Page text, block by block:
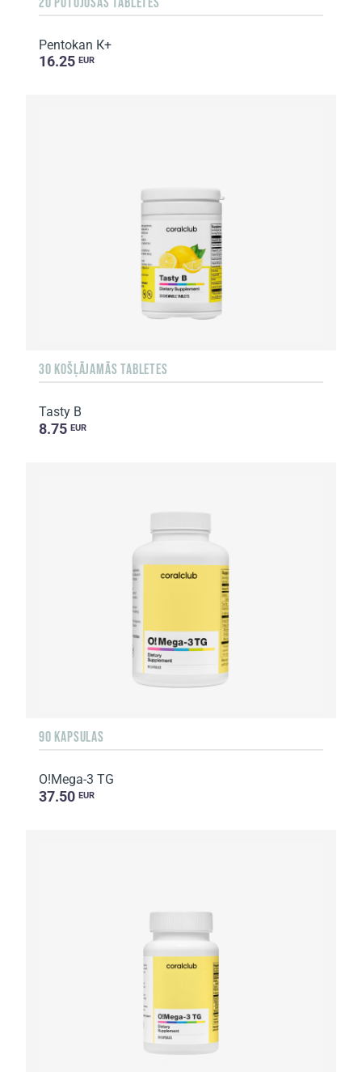
Pentokan К+
16.25 EUR
30 KOŠĻĀJAMĀS TABLETES
Tasty B
8.75 EUR
90 KAPSULAS
O!Мega-3 TG
37.50 EUR